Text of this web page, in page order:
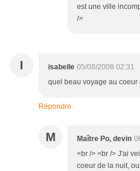
est une ville
/>
I isabelle 05/08/2008 02:31
quel beau voyage au coeur
Répondre
M Maître Po, devin
<br /> <br /> J'ai
coeur de la nuit,